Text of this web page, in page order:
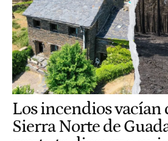
Los incendios vacían
Sierra Norte de